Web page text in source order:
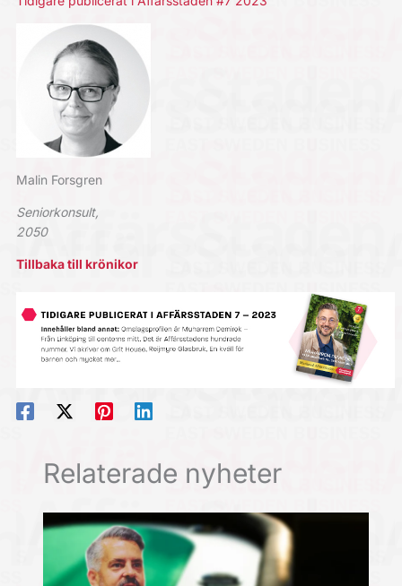
Malin Forsgren
Seniorkonsult,
2050
Tillbaka till krönikor
Relaterade nyheter